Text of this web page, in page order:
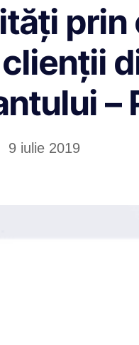
prin
–
9 iulie 2019